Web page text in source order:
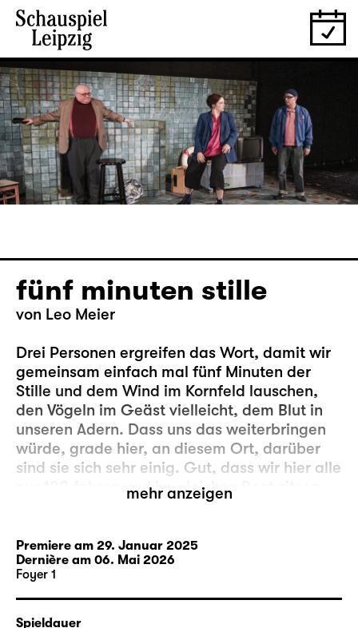
fünf minuten stille
von Leo Meier
Drei Personen ergreifen das Wort, damit wir
gemeinsam einfach mal fünf Minuten der
Stille und dem Wind im Kornfeld lauschen,
den Vögeln im Geäst vielleicht, dem Blut in
unseren Adern. Dass uns das weiterbringen
würde, grade hier, an diesem Ort, darüber
sind sie sich sehr einig. Gut, dass wir hier alle
nur 120 fahren und im gleichen Boot sitzen.
Und trotzdem: Das konstante Grundrauschen
Minuten abzustellen, scheint komplizierter zu
sein als anfangs angenommen. Schuld daran
sind letztlich die da draußen. Denn die Hölle,
das sind bekanntermaßen die Anderen.
mehr anzeigen
Premiere am 29. Januar 2025
Dernière am 06. Mai 2026
Foyer 1
Spieldauer